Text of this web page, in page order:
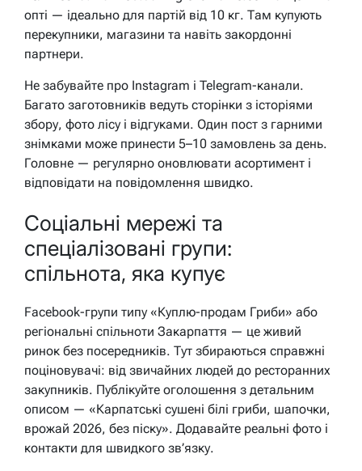
опті — ідеально для партій від 10 кг. Там купують
перекупники, магазини та навіть закордонні
партнери.
Не забувайте про Instagram і Telegram-канали.
Багато заготовників ведуть сторінки з історіями
збору, фото лісу і відгуками. Один пост з гарними
знімками може принести 5–10 замовлень за день.
Головне — регулярно оновлювати асортимент і
відповідати на повідомлення швидко.
Соціальні мережі та
спеціалізовані групи:
спільнота, яка купує
Facebook-групи типу «Куплю-продам Гриби» або
регіональні спільноти Закарпаття — це живий
ринок без посередників. Тут збираються справжні
поціновувачі: від звичайних людей до ресторанних
закупників. Публікуйте оголошення з детальним
описом — «Карпатські сушені білі гриби, шапочки,
врожай 2026, без піску». Додавайте реальні фото і
контакти для швидкого зв’язку.